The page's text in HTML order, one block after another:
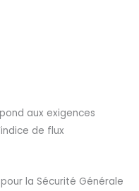
aux exigences
de flux
la Sécurité Générale